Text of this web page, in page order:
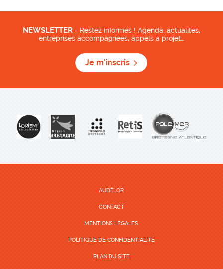
NEWSLETTER - Restez informés ! Agenda, actualités,
entreprises accompagnées, appels à projet…
Je m'inscris
AUDÉLOR
CONTACT
MENTIONS LÉGALES
POLITIQUE DE CONFIDENTIALITÉ
PLAN DU SITE